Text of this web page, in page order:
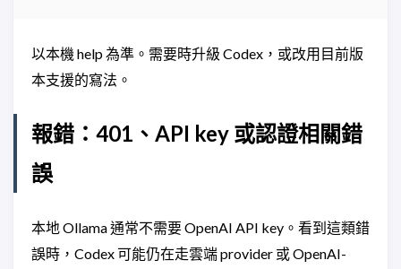
以本機 help 為準。需要時升級 Codex，或改用目前版
本支援的寫法。
報錯：401、API key 或認證相關錯
誤
本地 Ollama 通常不需要 OpenAI API key。看到這類錯
誤時，Codex 可能仍在走雲端 provider 或 OpenAI-